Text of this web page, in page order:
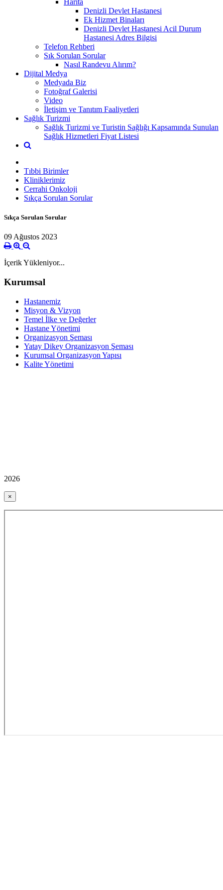
Denizli Devlet Hastanesi
Ek Hizmet Binaları
Denizli Devlet Hastanesi Acil Durum
Hastanesi Adres Bilgisi
Telefon Rehberi
Sık Sorulan Sorular
Nasıl Randevu Alırım?
Dijital Medya
Medyada Biz
Fotoğraf Galerisi
Video
İletişim ve Tanıtım Faaliyetleri
Sağlık Turizmi
Sağlık Turizmi ve Turistin Sağlığı Kapsamında Sunulan
Sağlık Hizmetleri Fiyat Listesi
Tıbbi Birimler
Kliniklerimiz
Cerrahi Onkoloji
Sıkça Sorulan Sorular
Sıkça Sorulan Sorular
09 Ağustos 2023
İçerik Yükleniyor...
Kurumsal
Hastanemiz
Misyon & Vizyon
Temel İlke ve Değerler
Hastane Yönetimi
Organizasyon Şeması
Yatay Dikey Organizasyon Şeması
Kurumsal Organizasyon Yapısı
Kalite Yönetimi
2026
×